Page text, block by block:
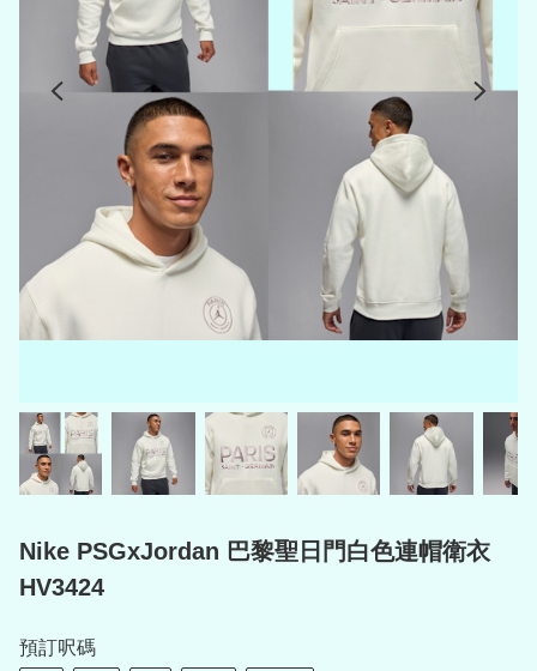
Nike PSGxJordan 巴黎聖日門白色連帽衛衣
HV3424
預訂呎碼